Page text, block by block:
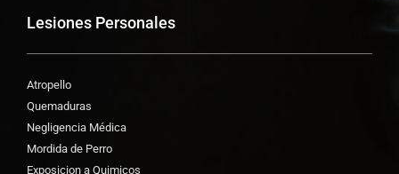
Lesiones Personales
Atropello
Quemaduras
Negligencia Médica
Mordida de Perro
Exposicion a Quimicos